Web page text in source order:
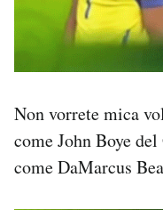
Non vorrete mica
come John Boye
come DaMarcus